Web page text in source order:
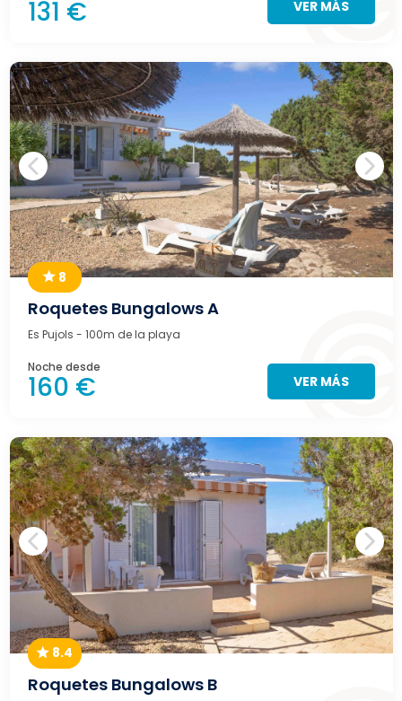
131 € VER MÁS
8
Roquetes Bungalows A
Es Pujols - 100m de la playa
Noche desde
160 € VER MÁS
8.4
Roquetes Bungalows B